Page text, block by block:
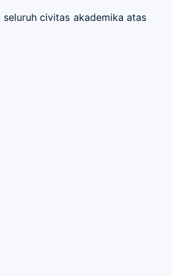
civitas akademika atas